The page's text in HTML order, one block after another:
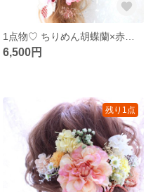
1点物♡ ちりめん胡蝶蘭×赤ローズ 髪飾り
6,500円
残り1点